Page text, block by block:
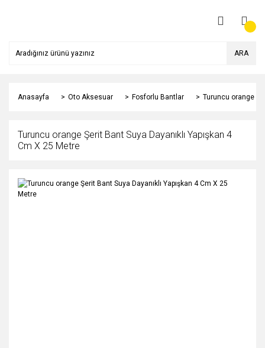
ARA
Anasayfa Oto Aksesuar Fosforlu Bantlar Turuncu orange
Turuncu orange Şerit Bant Suya Dayanıklı Yapışkan 4
Cm X 25 Metre